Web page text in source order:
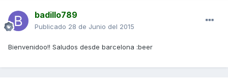
badillo789
Publicado 28 de Junio del 2015
Bienvenidoo!! Saludos desde barcelona :beer